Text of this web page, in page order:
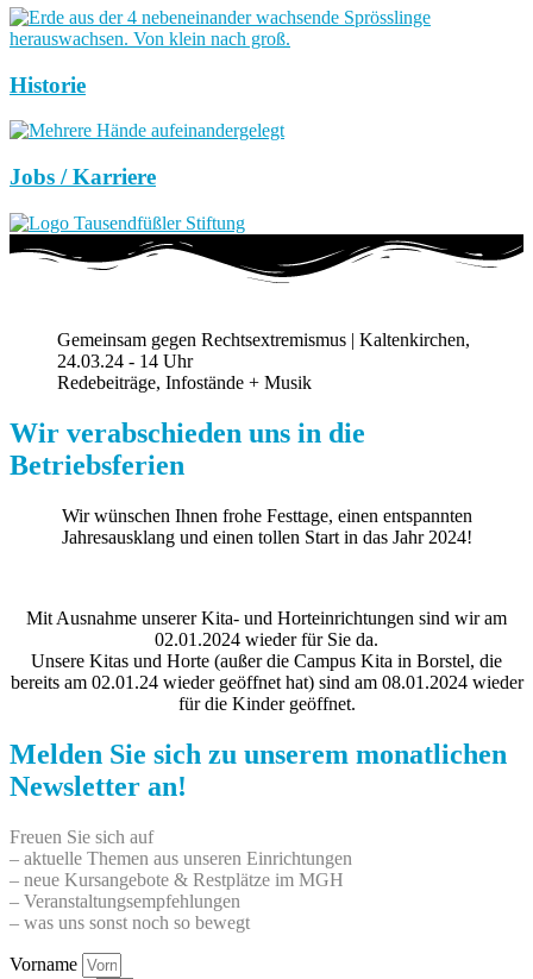
Historie
Jobs / Karriere
Gemeinsam gegen Rechtsextremismus | Kaltenkirchen,
24.03.24 - 14 Uhr
Redebeiträge, Infostände + Musik
Wir verabschieden uns in die
Betriebsferien
Wir wünschen Ihnen frohe Festtage, einen entspannten
Jahresausklang und einen tollen Start in das Jahr 2024!
Mit Ausnahme unserer Kita- und Horteinrichtungen sind wir am
02.01.2024 wieder für Sie da.
Unsere Kitas und Horte (außer die Campus Kita in Borstel, die
bereits am 02.01.24 wieder geöffnet hat) sind am 08.01.2024 wieder
für die Kinder geöffnet.
Melden Sie sich zu unserem monatlichen
Newsletter an!
Freuen Sie sich auf
– aktuelle Themen aus unseren Einrichtungen
– neue Kursangebote & Restplätze im MGH
– Veranstaltungsempfehlungen
– was uns sonst noch so bewegt
Vorname